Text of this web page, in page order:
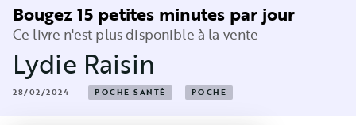
Bougez 15 petites minutes par jour
Ce livre n'est plus disponible à la vente
Lydie Raisin
28/02/2024 POCHE SANTÉ POCHE